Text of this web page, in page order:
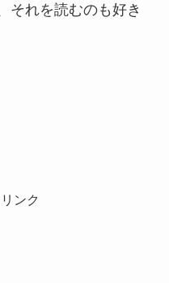
それを読むのも好き
ンク